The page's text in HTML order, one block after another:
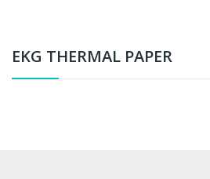
EKG THERMAL PAPER